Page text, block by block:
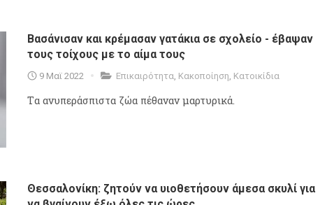
Βασάνισαν και κρέμασαν γατάκια σε σχολείο - έβαψαν
τους τοίχους με το αίμα τους
9 Μαϊ 2022 Επικαιρότητα Κακοποίηση Κατοικίδια
Tα ανυπεράσπιστα ζώα πέθαναν μαρτυρικά.
Θεσσαλονίκη: ζητούν να υιοθετήσουν άμεσα σκυλί για